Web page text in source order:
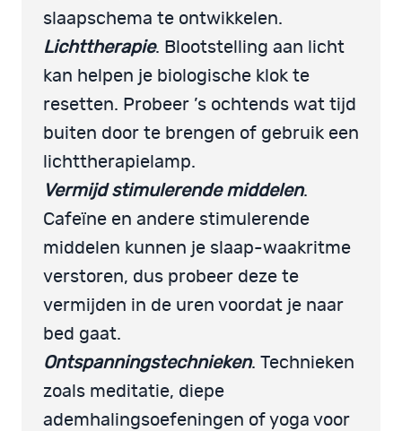
slaapschema te ontwikkelen.
Lichttherapie. Blootstelling aan licht
kan helpen je biologische klok te
resetten. Probeer ’s ochtends wat tijd
buiten door te brengen of gebruik een
lichttherapielamp.
Vermijd stimulerende middelen.
Cafeïne en andere stimulerende
middelen kunnen je slaap-waakritme
verstoren, dus probeer deze te
vermijden in de uren voordat je naar
bed gaat.
Ontspanningstechnieken. Technieken
zoals meditatie, diepe
ademhalingsoefeningen of yoga voor